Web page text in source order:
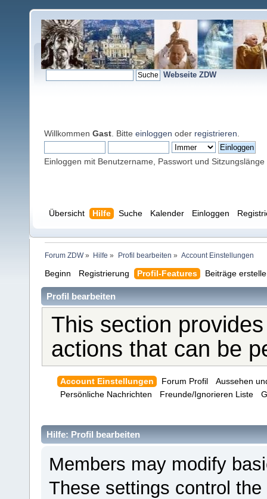
Webseite ZDW
Willkommen Gast . Bitte einloggen oder registrieren
Einloggen mit Benutzername, Passwort und Sitzungslänge
Übersicht Hilfe Suche Kalender Einloggen
Forum ZDW» Hilfe » Profil bearbeiten » Account Einstellungen
Beginn Registrierung Profil-Features Beiträge
Profil bearbeiten
This section
actions that can be
Account Einstellungen Forum Profil
Aussehen
Persönliche Nachrichten
Freunde/Ignorieren Liste
Hilfe: Profil bearbeiten
Members may modify
These settings control